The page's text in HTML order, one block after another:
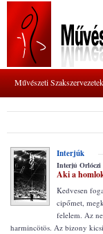
Művészeti
Interjúk
Interjú Orlóczi
Aki a
Kedvesen
cipőmet,
felelem. Az
harmincötös. Az bizony